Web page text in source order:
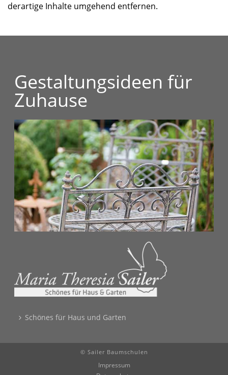
derartige Inhalte umgehend entfernen.
Gestaltungsideen für
Zuhause
Schönes für Haus und Garten
© Sailer Baumschulen
Impressum